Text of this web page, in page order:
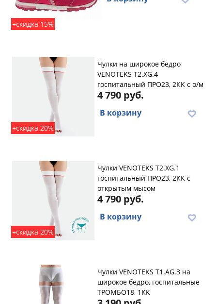
+скидка 15%
+скидка 20%
Чулки на широкое бедро
VENOTEKS T2.XG.4
госпитальный ПРО23, 2КК с о/м
4 790 руб.
В корзину
+скидка 20%
Чулки VENOTEKS T2.XG.1
госпитальный ПРО23, 2КК с
открытым мысом
4 790 руб.
В корзину
Чулки VENOTEKS T1.AG.3 на
широкое бедро, госпитальные
ТРОМБО18, 1КК